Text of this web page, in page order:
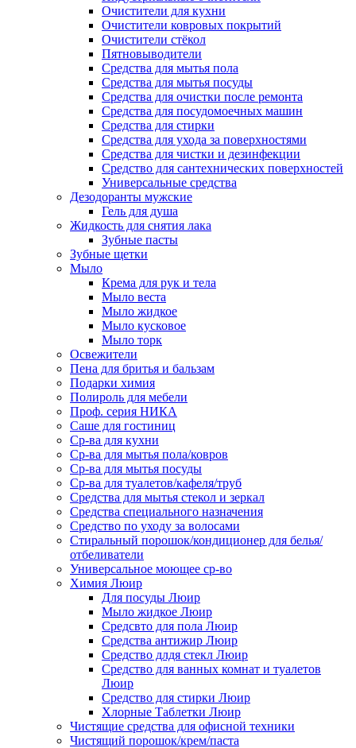
Очистители для кухни
Очистители ковровых покрытий
Очистители стёкол
Пятновыводители
Средства для мытья пола
Средства для мытья посуды
Средства для очистки после ремонта
Средства для посудомоечных машин
Средства для стирки
Средства для ухода за поверхностями
Средства для чистки и дезинфекции
Средство для сантехнических поверхностей
Универсальные средства
Дезодоранты мужские
Гель для душа
Жидкость для снятия лака
Зубные пасты
Зубные щетки
Мыло
Крема для рук и тела
Мыло веста
Мыло жидкое
Мыло кусковое
Мыло торк
Освежители
Пена для бритья и бальзам
Подарки химия
Полироль для мебели
Проф. серия НИКА
Саше для гостиниц
Ср-ва для кухни
Ср-ва для мытья пола/ковров
Ср-ва для мытья посуды
Ср-ва для туалетов/кафеля/труб
Средства для мытья стекол и зеркал
Средства специального назначения
Средство по уходу за волосами
Стиральный порошок/кондиционер для белья/
отбеливатели
Универсальное моющее ср-во
Химия Люир
Для посуды Люир
Мыло жидкое Люир
Средсвто для пола Люир
Средства антижир Люир
Средство длдя стекл Люир
Средство для ванных комнат и туалетов
Люир
Средство для стирки Люир
Хлорные Таблетки Люир
Чистящие средства для офисной техники
Чистящий порошок/крем/паста